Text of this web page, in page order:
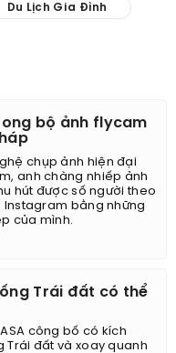
Du Lịch Gia Đình
bộ ảnh flycam
chụp ảnh hiện đại
anh chàng nhiếp ảnh
hút được số người theo
Instagram bằng những
của mình.
Trái đất có thể
công bố có kích
Trái đất và xoay quanh